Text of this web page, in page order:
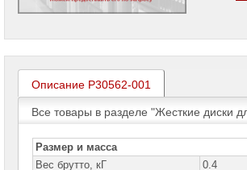
проекторов
Brand
Name
Моноблоки
Brand
Компьютеры
Brand
Описание P30562-001
Все товары в разделе "Жесткие диски
Размер и масса
Вес брутто, кГ
0.4